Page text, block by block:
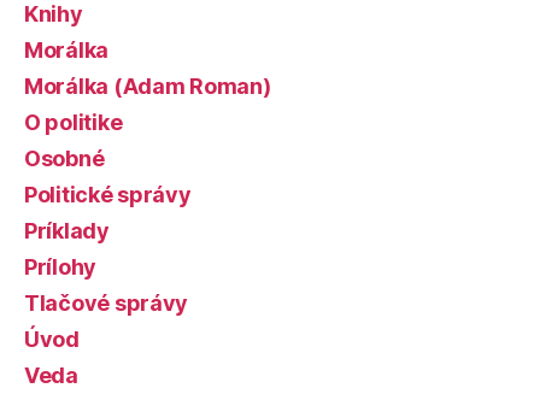
Knihy
Morálka
Morálka (Adam Roman)
O politike
Osobné
Politické správy
Príklady
Prílohy
Tlačové správy
Úvod
Veda